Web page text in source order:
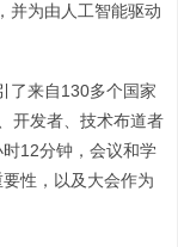
并为由人工智能驱动
了来自130多个国家
开发者、技术布道者
12分钟，会议和学
性，以及大会作为